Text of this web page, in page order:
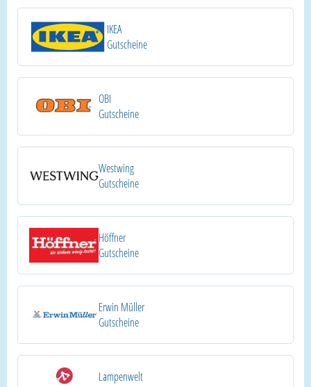
IKEA
Gutscheine
OBI
Gutscheine
Westwing
Gutscheine
Höffner
Gutscheine
Erwin Müller
Gutscheine
Lampenwelt